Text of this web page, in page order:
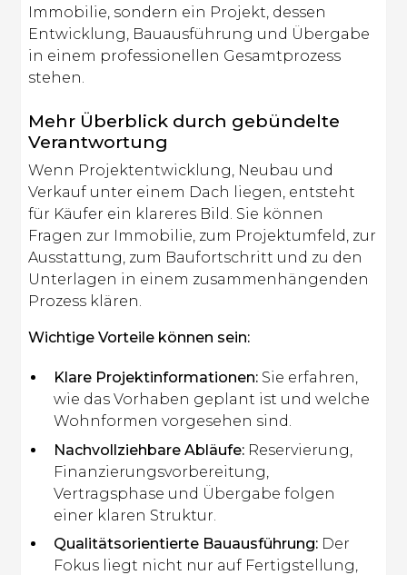
Immobilie, sondern ein Projekt, dessen
Entwicklung, Bauausführung und Übergabe
in einem professionellen Gesamtprozess
stehen.
Mehr Überblick durch gebündelte
Verantwortung
Wenn Projektentwicklung, Neubau und
Verkauf unter einem Dach liegen, entsteht
für Käufer ein klareres Bild. Sie können
Fragen zur Immobilie, zum Projektumfeld, zur
Ausstattung, zum Baufortschritt und zu den
Unterlagen in einem zusammenhängenden
Prozess klären.
Wichtige Vorteile können sein:
Klare Projektinformationen: Sie erfahren,
wie das Vorhaben geplant ist und welche
Wohnformen vorgesehen sind.
Nachvollziehbare Abläufe: Reservierung,
Finanzierungsvorbereitung,
Vertragsphase und Übergabe folgen
einer klaren Struktur.
Qualitätsorientierte Bauausführung: Der
Fokus liegt nicht nur auf Fertigstellung,